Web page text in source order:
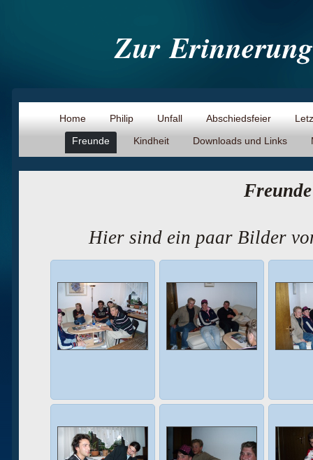
Zur
Home Philip Unfall Abschiedsfeier
Freunde
Kindheit Downloads und Links
Freunde
Hier sind ein paar Bilder